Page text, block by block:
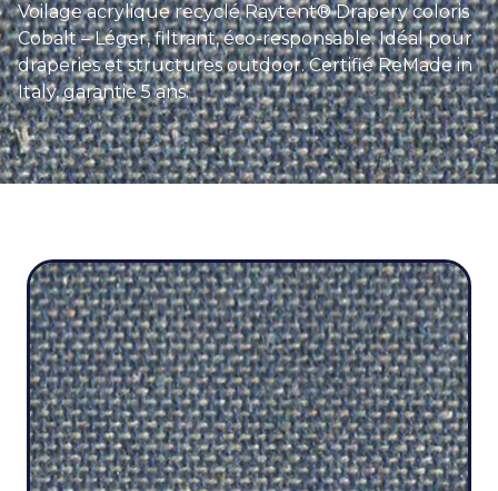
Voilage acrylique recyclé Raytent® Drapery coloris
Cobalt – Léger, filtrant, éco-responsable. Idéal pour
draperies et structures outdoor. Certifié ReMade in
Italy, garantie 5 ans.